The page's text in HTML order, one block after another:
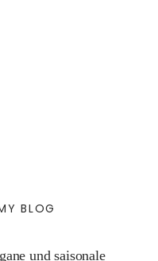
BLOG
und saisonale